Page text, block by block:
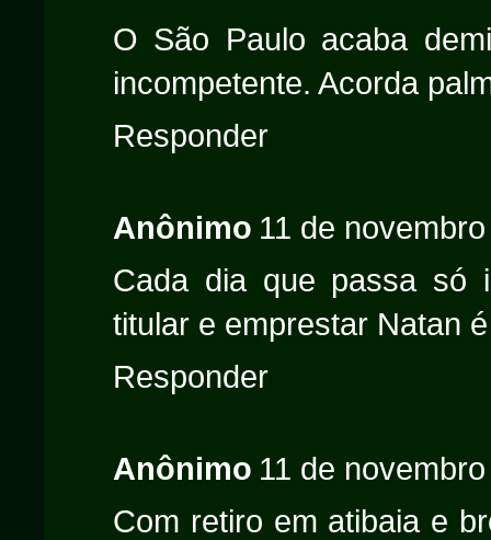
O São Paulo acaba
incompetente. Acorda
Responder
Anônimo 11 de
Cada dia que passa só
titular e emprestar Natan
Responder
Anônimo 11 de
Com retiro em atibaia e